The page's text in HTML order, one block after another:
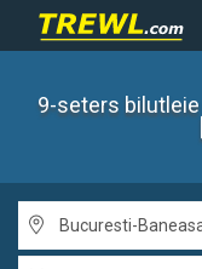
9-seters bilutleie